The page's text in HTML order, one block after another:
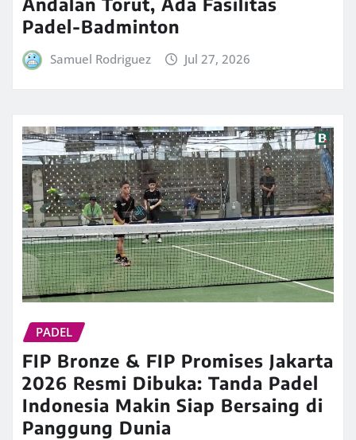
Padel-Badminton
Samuel Rodriguez Jul 27, 2026
PADEL
FIP Bronze & FIP Promises Jakarta
2026 Resmi Dibuka: Tanda Padel
Indonesia Makin Siap Bersaing di
Panggung Dunia